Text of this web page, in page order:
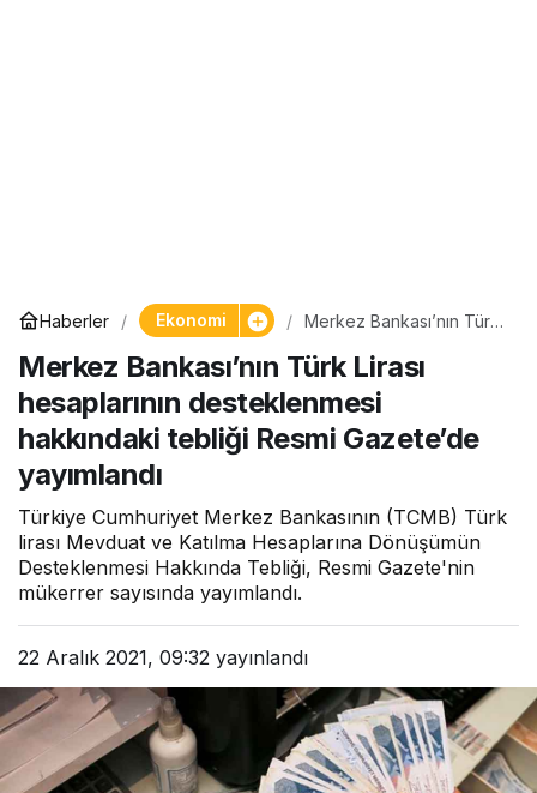
Haberler Ekonomi
Merkez Bankası’nın Türk
desteklenmesi
hakkındaki tebliği Resmi
Gazete’de yayımlandı
Merkez Bankası’nın Türk Lirası
hesaplarının desteklenmesi
hakkındaki tebliği Resmi Gazete’de
yayımlandı
Türkiye Cumhuriyet Merkez Bankasının (TCMB) Türk
lirası Mevduat ve Katılma Hesaplarına Dönüşümün
Desteklenmesi Hakkında Tebliği, Resmi Gazete'nin
mükerrer sayısında yayımlandı.
22 Aralık 2021, 09:32 yayınlandı